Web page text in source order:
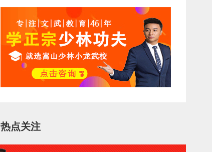
热点关注